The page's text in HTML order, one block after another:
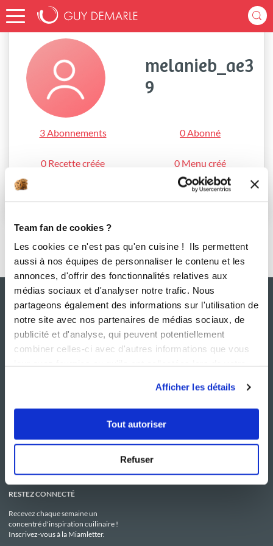
Team fan de cookies ?
Les cookies ce n'est pas qu'en cuisine ! Ils permettent
aussi à nos équipes de personnaliser le contenu et les
annonces, d'offrir des fonctionnalités relatives aux
médias sociaux et d'analyser notre trafic. Nous
partageons également des informations sur l'utilisation de
notre site avec nos partenaires de médias sociaux, de
publicité et d'analyse, qui peuvent potentiellement
combiner celles-ci avec d'autres informations que vous
Afficher les détails
Tout autoriser
Refuser
Accueil melanieb_ae39
melanieb_ae3
9
3 Abonnements 0 Abonné
0 Recette créée 0 Menu créé
Le Mag'
Boutique
C.G.U
Politique de confidentialité
Utilisation des Cookies
RESTEZ CONNECTÉ
Recevez chaque semaine un
concentré d'inspiration cuilinaire !
Inscrivez-vous à la Miamletter.